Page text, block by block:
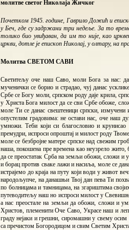
молитве светог Николаја Жичког
Почетком 1945. године, Гаврило Дожић и
у Беч, где су задржани три недеље. За то
толико био увиђаван, да им то није, као
цркви, дотле је епископ Николај, у олтару, на
Молитва СВЕТОМ САВИ
Светитељу оче наш Саво, моли Бога за нас:
мученички се борио и страдао, чуј данас
Србе се Богу моли, српском роду даје крила,
у Христа Бога милост да се сви Србе обоже,
моле Ти се данас свештеници српски,
опустелим градовима: не остави нас, оче наш
умножи. Теби који си благословио и
премудри, испроси опроштај и милост роду
моле се безбројне матере српске над свежим
наша, покошена пре времена као неузрело жито,
да се преостатак Срба на земљи обожи, сложи
и борац против сваке лажи и насиља, моле се
истрајемо до краја на путу који води у живот
народољупче, на данашњи Твој дан пева Ти
по болницама и тамницама, на згариштима
путеводитељу наш но испроси милост у
а нас преостале на земљи да обожи, сложи и
Христов, племенити Оче Саво, Украсе наш и
граду нејаки и грешни, сиромашни у свему
са пречистом Богородицом и свим Светим